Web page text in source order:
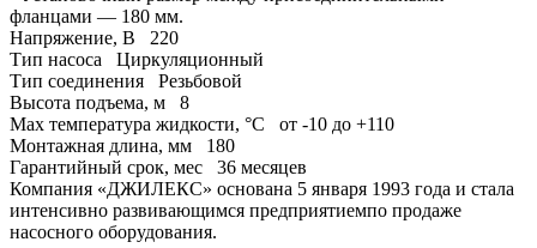
фланцами — 180 мм.
Напряжение, В
220
Тип насоса
Циркуляционный
Тип соединения
Резьбовой
Высота подъема, м
8
Max температура жидкости, °С
от -10 до +110
Монтажная длина, мм
180
Гарантийный срок, мес
36 месяцев
Компания «ДЖИЛЕКС» основана 5 января 1993 года и стала
интенсивно развивающимся предприятиемпо продаже
насосного оборудования.